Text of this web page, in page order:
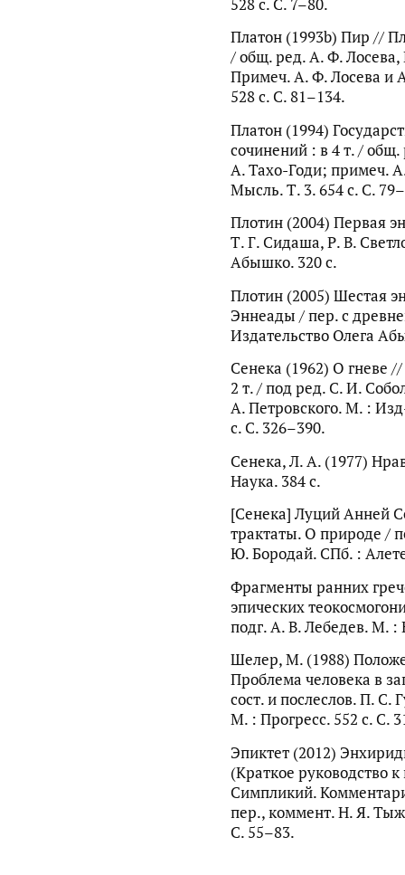
528 с. С. 7–80.
Платон (1993b) Пир //
/ общ. ред. А. Ф.
Примеч. А. Ф. Лосева и
528 с. С. 81–134.
Платон (1994)
сочинений : в 4 т. /
А. Тахо-Годи; примеч.
Мысль. Т. 3. 654 с. С.
Плотин (2004) Первая
Т. Г. Сидаша, Р. В.
Абышко. 320 с.
Плотин (2005) Шестая
Эннеады / пер. с
Издательство Олега
Сенека (1962) О гневе
2 т. / под ред. С. И.
А. Петровского. М. :
с. С. 326–390.
Сенека, Л. А. (1977)
Наука. 384 с.
[Сенека] Луций Анней
трактаты. О природе /
Ю. Бородай. СПб. :
Фрагменты ранних
эпических
подг. А. В. Лебедев. М. :
Шелер, М. (1988)
Проблема человека в
сост. и послеслов. П.
М. : Прогресс. 552 с. С.
Эпиктет (2012)
(Краткое руководство
Симпликий.
пер., коммент. Н. Я.
С. 55–83.